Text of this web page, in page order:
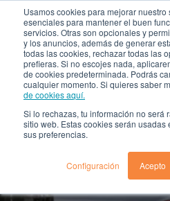
Usamos cookies para mejorar
esenciales para mantener el buen
servicios. Otras son opcionales y
y los anuncios, además de generar
todas las cookies, rechazar todas las
prefieras. Si no escojes nada,
de cookies predeterminada. Podrás
cualquier momento. Si quieres saber
de cookies aquí.
Si lo rechazas, tu información no será
sitio web. Estas cookies serán
sus preferencias.
Configuración Acepto
Tiempo de